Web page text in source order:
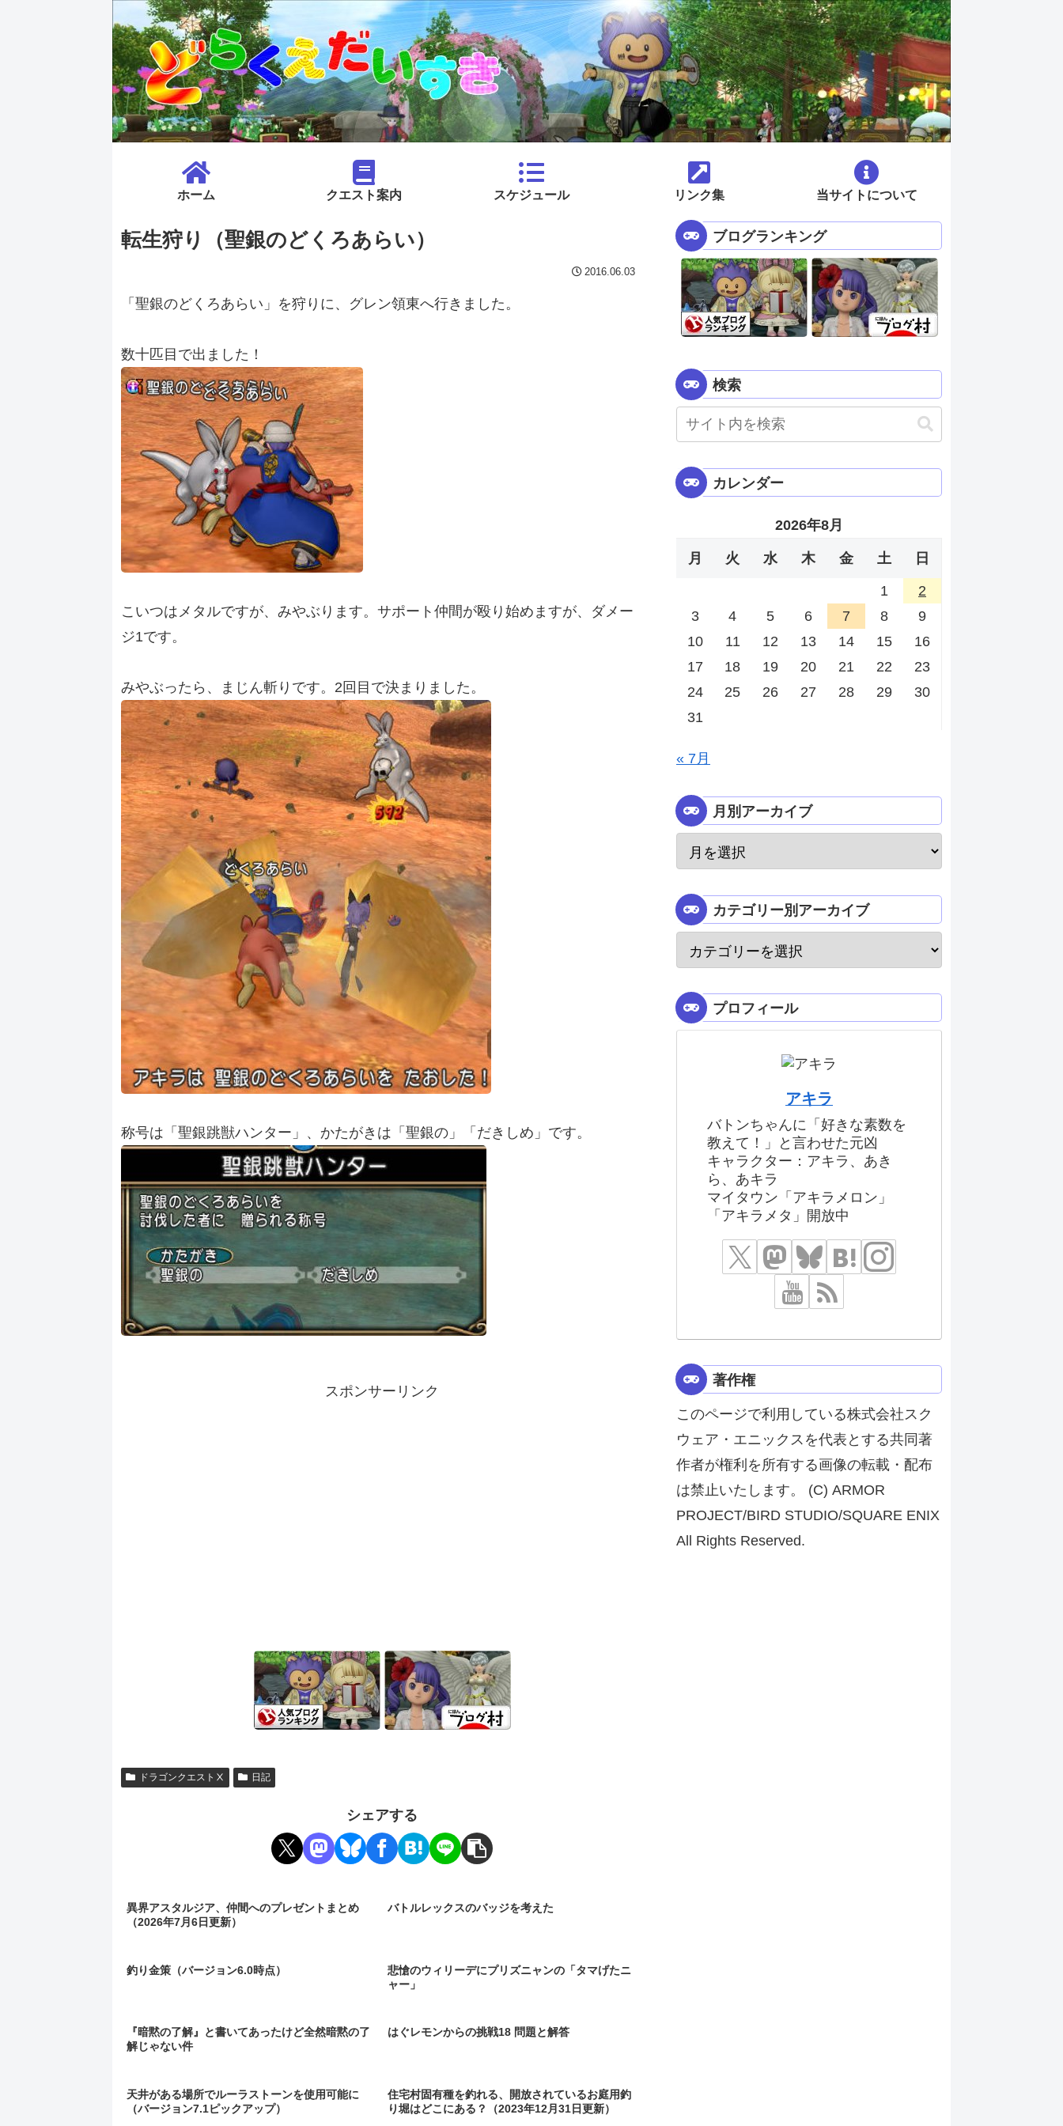
ホーム クエスト案内 スケジュール リンク集 当サイトについて
転生狩り（聖銀のどくろあらい）
2016.06.03
「聖銀のどくろあらい」を狩りに、グレン領東へ行きました。
数十匹目で出ました！
こいつはメタルですが、みやぶります。サポート仲間が殴り始めますが、ダメー
ジ1です。
みやぶったら、まじん斬りです。2回目で決まりました。
称号は「聖銀跳獣ハンター」、かたがきは「聖銀の」「だきしめ」です。
スポンサーリンク
ドラゴンクエストⅩ 日記
シェアする
異界アスタルジア、仲間へのプレゼントまとめ
（2026年7月6日更新）
バトルレックスのバッジを考えた
釣り金策（バージョン6.0時点）
悲愴のウィリーデにプリズニャンの「タマげたニ
ャー」
『暗黙の了解』と書いてあったけど全然暗黙の了
解じゃない件
はぐレモンからの挑戦18 問題と解答
天井がある場所でルーラストーンを使用可能に
（バージョン7.1ピックアップ）
住宅村固有種を釣れる、開放されているお庭用釣
り堀はどこにある？（2023年12月31日更新）
ブログランキング
検索
カレンダー
2026年8月
月 火 水 木 金 土 日
1
2
3
4 5 6 7 8
9
10
11 12 13 14 15
16
17
18 19 20 21 22
23
24
25 26 27 28 29
30
31
« 7月
月別アーカイブ
カテゴリー別アーカイブ
プロフィール
アキラ
バトンちゃんに「好きな素数を
教えて！」と言わせた元凶
キャラクター：アキラ、あき
ら、あキラ
マイタウン「アキラメロン」
「アキラメタ」開放中
著作権
このページで利用している株式会社スク
ウェア・エニックスを代表とする共同著
作者が権利を所有する画像の転載・配布
は禁止いたします。 (C) ARMOR
PROJECT/BIRD STUDIO/SQUARE ENIX
All Rights Reserved.